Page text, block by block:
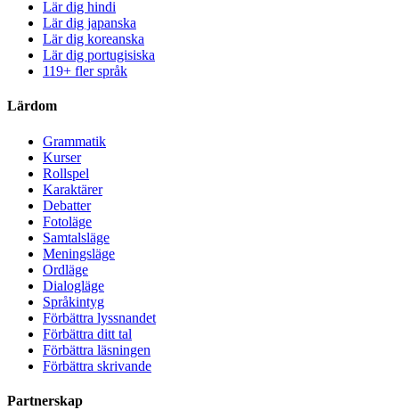
Lär dig hindi
Lär dig japanska
Lär dig koreanska
Lär dig portugisiska
119+ fler språk
Lärdom
Grammatik
Kurser
Rollspel
Karaktärer
Debatter
Fotoläge
Samtalsläge
Meningsläge
Ordläge
Dialogläge
Språkintyg
Förbättra lyssnandet
Förbättra ditt tal
Förbättra läsningen
Förbättra skrivande
Partnerskap